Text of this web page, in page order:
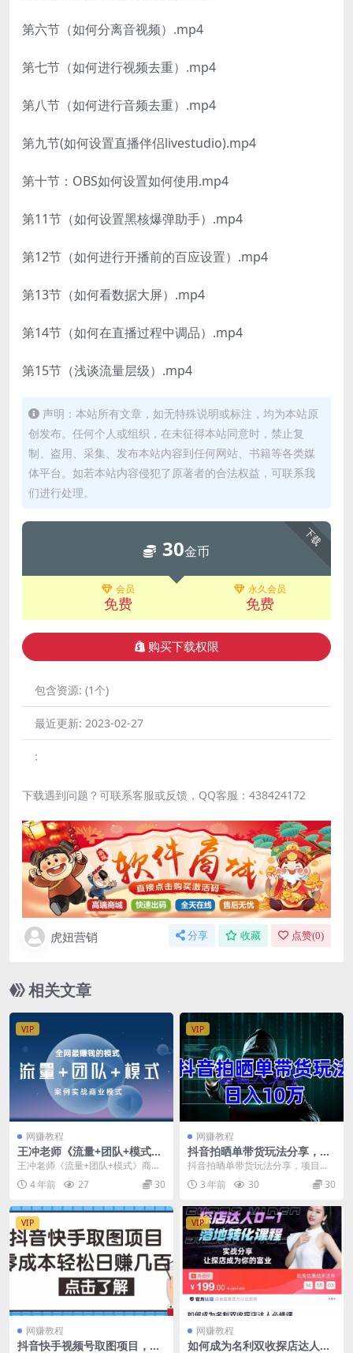
第六节（如何分离音视频）.mp4
第七节（如何进行视频去重）.mp4
第八节（如何进行音频去重）.mp4
第九节(如何设置直播伴侣livestudio).mp4
第十节：OBS如何设置如何使用.mp4
第11节（如何设置黑核爆弹助手）.mp4
第12节（如何进行开播前的百应设置）.mp4
第13节（如何看数据大屏）.mp4
第14节（如何在直播过程中调品）.mp4
第15节（浅谈流量层级）.mp4
声明：本站所有文章，如无特殊说明或标注，均为本站原
创发布。任何个人或组织，在未征得本站同意时，禁止复
制、盗用、采集、发布本站内容到任何网站、书籍等各类媒
体平台。如若本站内容侵犯了原著者的合法权益，可联系我
们进行处理。
下载
30金币
会员
免费
永久会员
免费
购买下载权限
包含资源: (1个)
最近更新: 2023-02-27
:
下载遇到问题？可联系客服或反馈，QQ客服：438424172
虎妞营销 分享 收藏 点赞(0)
相关文章
VIP
网赚教程
王冲老师《流量+团队+模式》
商业模式实战课，全网最赚钱
的模式
王冲老师《流量+团队+模式》商业
模式实战课，全网最赚钱的模式 学
习收获： 1.流...
4 年前 27 30
VIP
网赚教程
抖音拍晒单带货玩法分享，项
目整体流程简单，有团队实测
日入1万【教程+素材】
抖音拍晒单带货玩法分享，项目整
体流程简单，有团队实测日入1万
【教程+素材】 项目...
3 年前 30 30
VIP
网赚教程
抖音快手视频号取图项目，个
VIP
网赚教程
如何成为名利双收探店达人必